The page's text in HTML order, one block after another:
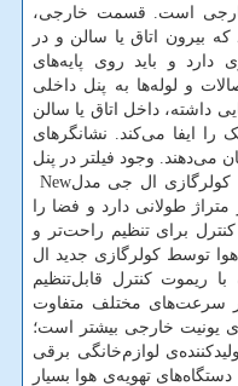
است. قسمت خارجی،
بیرون اتاق یا سالن و در
و باید روی پایه‌های
و لوله‌ها به پنل داخلی
داشته، داخل اتاق یا سالن
ایفا می‌کند. نشانگرهای
می‌دهند. وجود فیلتر در پنل
کولرگازی ال جی مدلNew
طولانی دارد و فضا را
برای تنظیم راحت‌تر و
توسط کولرگازی جدید ال
ریموت کنترل قابل‌تنظیم
سرعت‌های مختلف متفاوت
یونیت خارجی بیشتر است؛
لوازم‌خانگی برقی
تهویه‌ی هوا بسیار